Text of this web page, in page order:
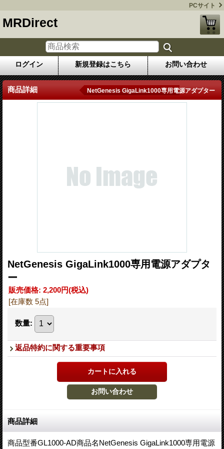
PCサイト
MRDirect
ログイン 新規登録はこちら お問い合わせ
商品詳細 NetGenesis GigaLink1000専用電源アダプター
NetGenesis GigaLink1000専用電源アダプタ
ー
販売価格: 2,200円(税込)
[在庫数 5点]
数量:
返品特約に関する重要事項
商品詳細
商品型番GL1000-AD商品名NetGenesis GigaLink1000専用電源